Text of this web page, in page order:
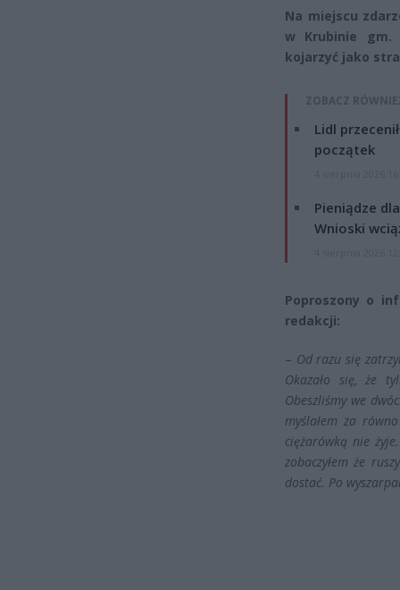
Na miejscu
w Krubinie gm.
kojarzyć jako
ZOBACZ
Lidl
początek
Pieniądze
Wnioski
Poproszony o
redakcji:
– Od razu się
Okazało się, że
Obeszliśmy we
myślałem za
ciężarówką nie
zobaczyłem że
dostać. Po